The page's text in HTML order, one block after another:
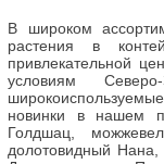
В широком
растения в
привлекательной
условиям
новинки в нашем
Голдшац,
долотовидный Нана,